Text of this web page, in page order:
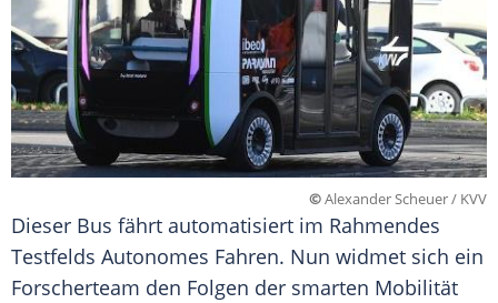
©Alexander Scheuer / KVV
Dieser Bus fährt automatisiert im Rahmendes
Testfelds Autonomes Fahren. Nun widmet sich ein
Forscherteam den Folgen der smarten Mobilität